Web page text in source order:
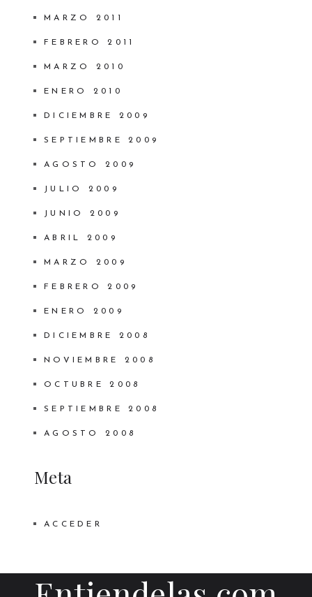
MARZO 2011
FEBRERO 2011
MARZO 2010
ENERO 2010
DICIEMBRE 2009
SEPTIEMBRE 2009
AGOSTO 2009
JULIO 2009
JUNIO 2009
ABRIL 2009
MARZO 2009
FEBRERO 2009
ENERO 2009
DICIEMBRE 2008
NOVIEMBRE 2008
OCTUBRE 2008
SEPTIEMBRE 2008
AGOSTO 2008
Meta
ACCEDER